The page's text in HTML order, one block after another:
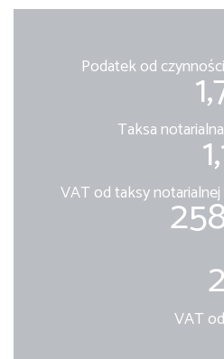
Podatek od
Taksa
VAT od taksy
VAT